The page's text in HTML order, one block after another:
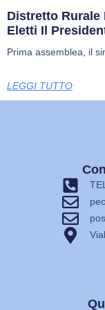
Distretto Rurale
Eletti Il
Prima assemblea, il
LEGGI TUTTO